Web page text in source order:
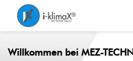
Willkommen bei MEZ-